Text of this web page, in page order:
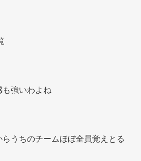
も強いわよね
うちのチームほぼ全員覚えとる